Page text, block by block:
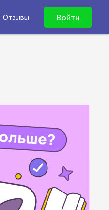
Отзывы Войти